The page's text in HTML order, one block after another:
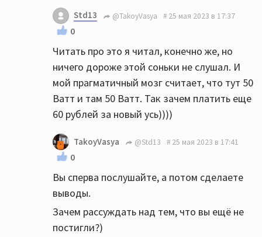
Std13 @TakoyVasya 25 мая 2023 в 17:37
0
Читать про это я читал, конечно же, но
ничего дороже этой соньки не слушал. И
мой прагматичный мозг считает, что тут 50
Ватт и там 50 Ватт. Так зачем платить еще
60 рублей за новый усь))))
TakoyVasya @Std13 25 мая 2023 в 17:41
0
Вы сперва послушайте, а потом сделаете
выводы.
Зачем рассуждать над тем, что вы ещё не
постигли?)